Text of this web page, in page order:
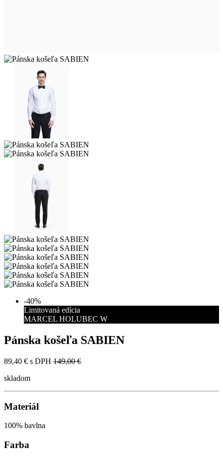
-40%
Limitovaná edícia
MARCEL HOLUBEC W
Pánska košeľa SABIEN
89,40 € s DPH 149,00 €
skladom
Materiál
100% bavlna
Farba